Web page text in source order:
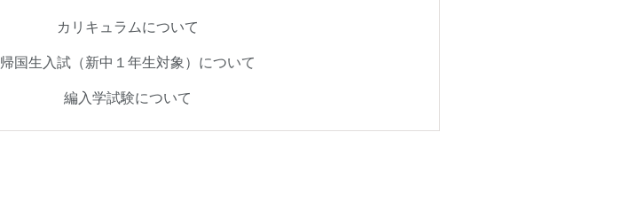
カリキュラムについて
帰国生入試（新中１年生対象）について
編入学試験について